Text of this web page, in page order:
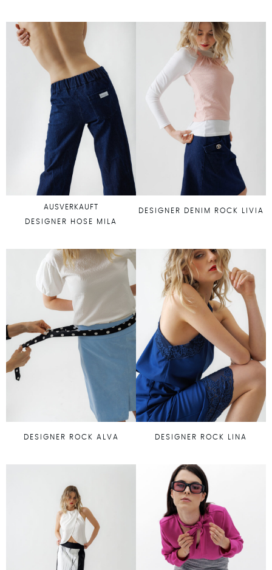
AUSVERKAUFT
DESIGNER HOSE MILA
DESIGNER DENIM ROCK LIVIA
DESIGNER ROCK ALVA DESIGNER ROCK LINA